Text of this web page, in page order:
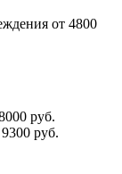
от 4800
руб.
руб.